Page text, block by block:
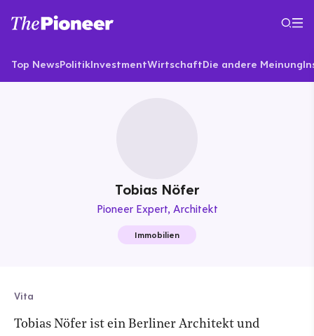
Top NewsPolitikInvestmentWirtschaftDie andere Meinung
Tobias Nöfer
Pioneer Expert Architekt
Immobilien
Vita
Tobias Nöfer ist ein Berliner Architekt und